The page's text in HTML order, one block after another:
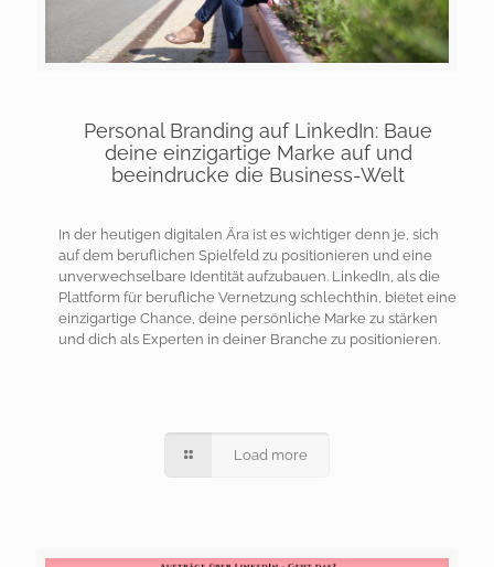
Personal Branding auf LinkedIn: Baue
deine einzigartige Marke auf und
beeindrucke die Business-Welt
In der heutigen digitalen Ära ist es wichtiger denn je, sich
auf dem beruflichen Spielfeld zu positionieren und eine
unverwechselbare Identität aufzubauen. LinkedIn, als die
Plattform für berufliche Vernetzung schlechthin, bietet eine
einzigartige Chance, deine persönliche Marke zu stärken
und dich als Experten in deiner Branche zu positionieren.
Load more